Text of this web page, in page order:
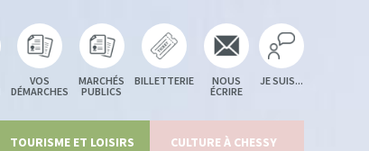
VOS
DÉMARCHES
MARCHÉS
PUBLICS
BILLETTERIE
NOUS
ÉCRIRE
JE SUIS...
TOURISME ET LOISIRS CULTURE À CHESSY